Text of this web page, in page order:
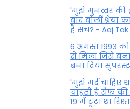
'मुझे मुनव्वर की
बाद बोलीं श्रेया
है सच? - Aaj Tak
6 अगस्त 1993
से मिला जिसे
बना दिया
'मुझे मर्द चाहिए
चाहती हैं सैफ की
19 में टूटा था